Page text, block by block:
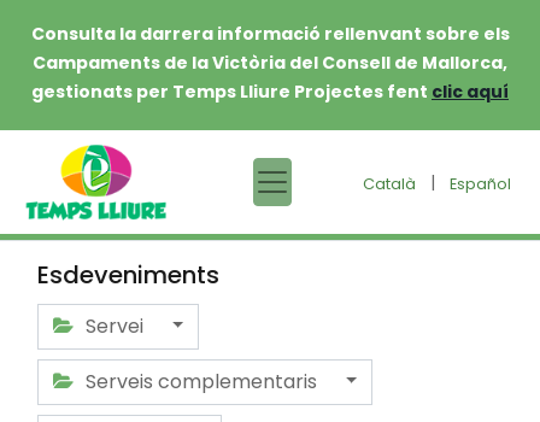
Consulta la darrera informació rellenvant sobre els
Campaments de la Victòria del Consell de Mallorca,
gestionats per Temps Lliure Projectes fent clic aquí
Català | Español
Esdeveniments
Servei
Serveis complementaris